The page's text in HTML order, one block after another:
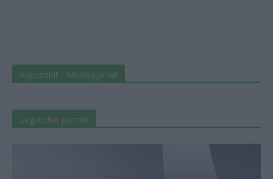
Kapcsolat - Médiaajánlat
Legutolsó postok